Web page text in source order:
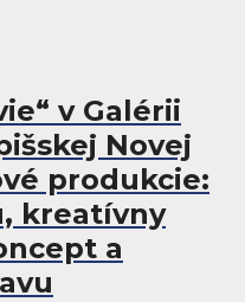
v Galérii
Novej
produkcie:
kreatívny
a